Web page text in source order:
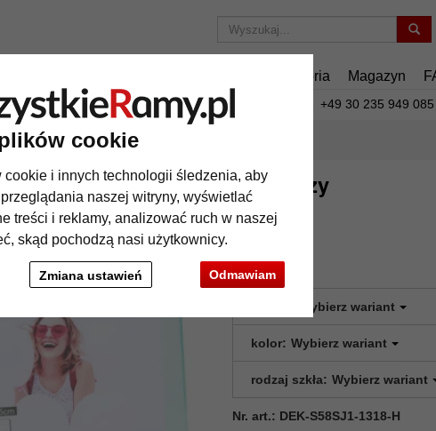
cookie
cookie i innych technologii śledzenia, aby
naszej witryny, wyświetlać
treści i reklamy, analizować ruch w naszej
skąd pochodzą nasi użytkownicy.
Odmawiam
Zmiana ustawień
Akcesoria Magazyn
Tylko 25,95 zł za wysyłkę. +49 30 235 949 085
do zdjęć, z efektem tęczy
ramka do zdjęć, z efektem tęczy
Wybierz wariant
kolor: Wybierz wariant
rodzaj szkła: Wybierz wariant
Nr. art.: DEK-S58SJ1-1318-H